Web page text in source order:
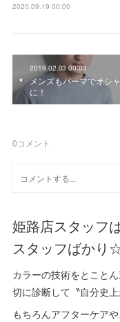
2020.09.19 00:00
2019.02.03 00:03
メンズもパーマでオシ
に！
0コメント
姫路店スタッフ
スタッフばかり
カラーの技術をとこと
切に診断して〝自分史
もちろんアフターケア